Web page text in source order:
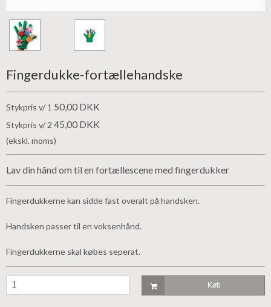
Fingerdukke-fortællehandske
Stykpris v/ 1 50,00 DKK
Stykpris v/ 2 45,00 DKK
(ekskl. moms)
Lav din hånd om til en fortællescene med fingerdukker
Fingerdukkerne kan sidde fast overalt på handsken.
Handsken passer til en voksenhånd.
Fingerdukkerne skal købes seperat.
Køb